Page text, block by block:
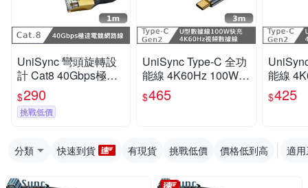
UniSync 彎頭旋轉設
計 Cat8 40Gbps極速
電競網路線 黑 1M
$290
挑戰低價
UniSync Type-C 全功
能線 4K60Hz 100W快
充 10GbpsU型充電線
3米
$465
能線
充
0.5米
$425
分類 快速到貨 有現貨 挑戰低價 價格低到高 適